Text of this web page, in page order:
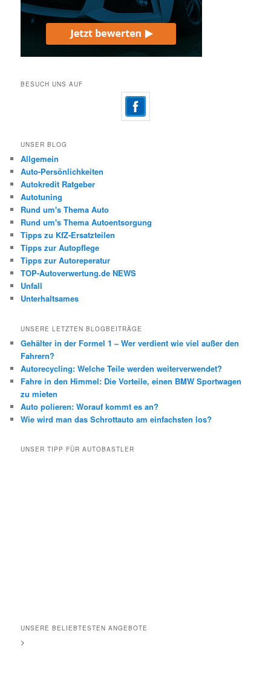
BESUCH UNS AUF
UNSER BLOG
Allgemein
Auto-Persönlichkeiten
Autokredit Ratgeber
Autotuning
Rund um's Thema Auto
Rund um's Thema Autoentsorgung
Tipps zu KfZ-Ersatzteilen
Tipps zur Autopflege
Tipps zur Autoreperatur
TOP-Autoverwertung.de NEWS
Unfall
Unterhaltsames
UNSERE LETZTEN BLOGBEITRÄGE
Gehälter in der Formel 1 – Wer verdient wie viel außer den
Fahrern?
Autorecycling: Welche Teile werden weiterverwendet?
Fahre in den Himmel: Die Vorteile, einen BMW Sportwagen
zu mieten
Auto polieren: Worauf kommt es an?
Wie wird man das Schrottauto am einfachsten los?
UNSER TIPP FÜR AUTOBASTLER
UNSERE BELIEBTESTEN ANGEBOTE
>